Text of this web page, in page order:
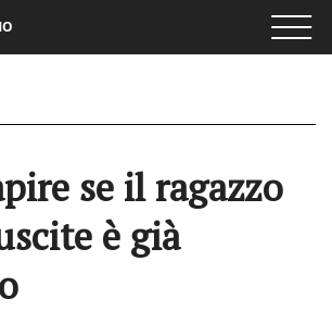
se il ragazzo
è già